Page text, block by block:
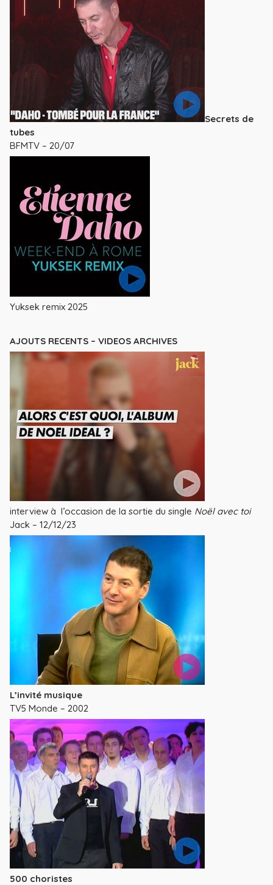
Secrets de
tubes
BFMTV – 20/07
Yuksek remix 2025
AJOUTS RECENTS – VIDEOS ARCHIVES
interview à l’occasion de la sortie du single Noël avec toi
Jack – 12/12/23
L’invité musique
TV5 Monde – 2002
500 choristes